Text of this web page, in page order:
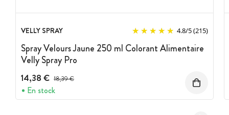
VELLY SPRAY 4.8/5(215)
Spray Velours Jaune 250 ml Colorant Alimentaire
Velly Spray Pro
14,38 € Prix avant réduction :
18,39 €
En stock